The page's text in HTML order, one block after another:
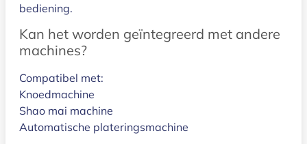
bediening.
Kan het worden geïntegreerd met andere
machines?
Compatibel met:
Knoedmachine
Shao mai machine
Automatische plateringsmachine